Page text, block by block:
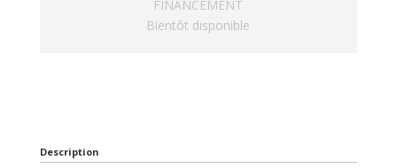
FINANCEMENT
Bientôt disponible
Description